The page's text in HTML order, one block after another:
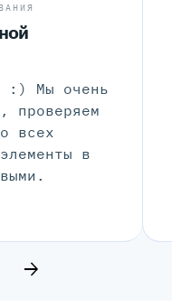
:) Мы очень
проверяем
всех
в